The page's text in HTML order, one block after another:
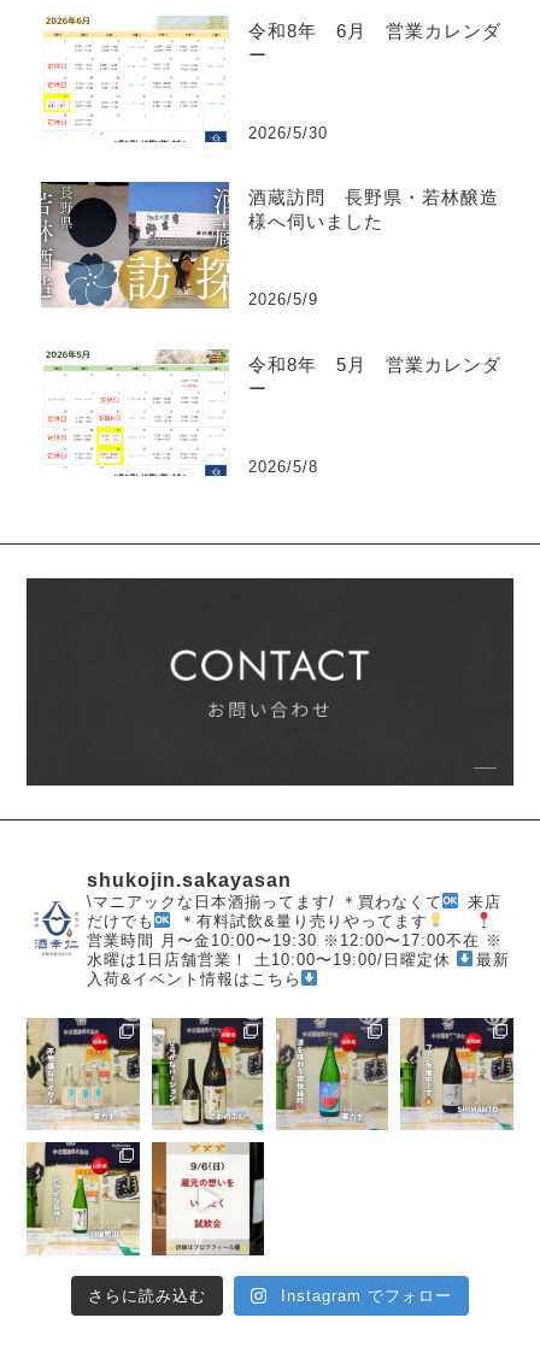
令和8年 6月 営業カレンダ
ー
2026/5/30
酒蔵訪問 長野県・若林醸造
様へ伺いました
2026/5/9
令和8年 5月 営業カレンダ
ー
2026/5/8
shukojin.sakayasan
\マニアックな日本酒揃ってます/ ＊買わなくて
来店
だけでも
＊有料試飲&量り売りやってます
営業時間
月〜金10:00〜19:30 ※12:00〜17:00不在 ※
水曜は1日店舗営業！
土10:00〜19:00/日曜定休
最新
入荷&イベント情報はこちら
さらに読み込む Instagram でフォロー